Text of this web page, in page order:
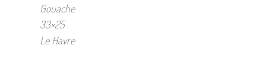
Gouache
33×25
Le Havre